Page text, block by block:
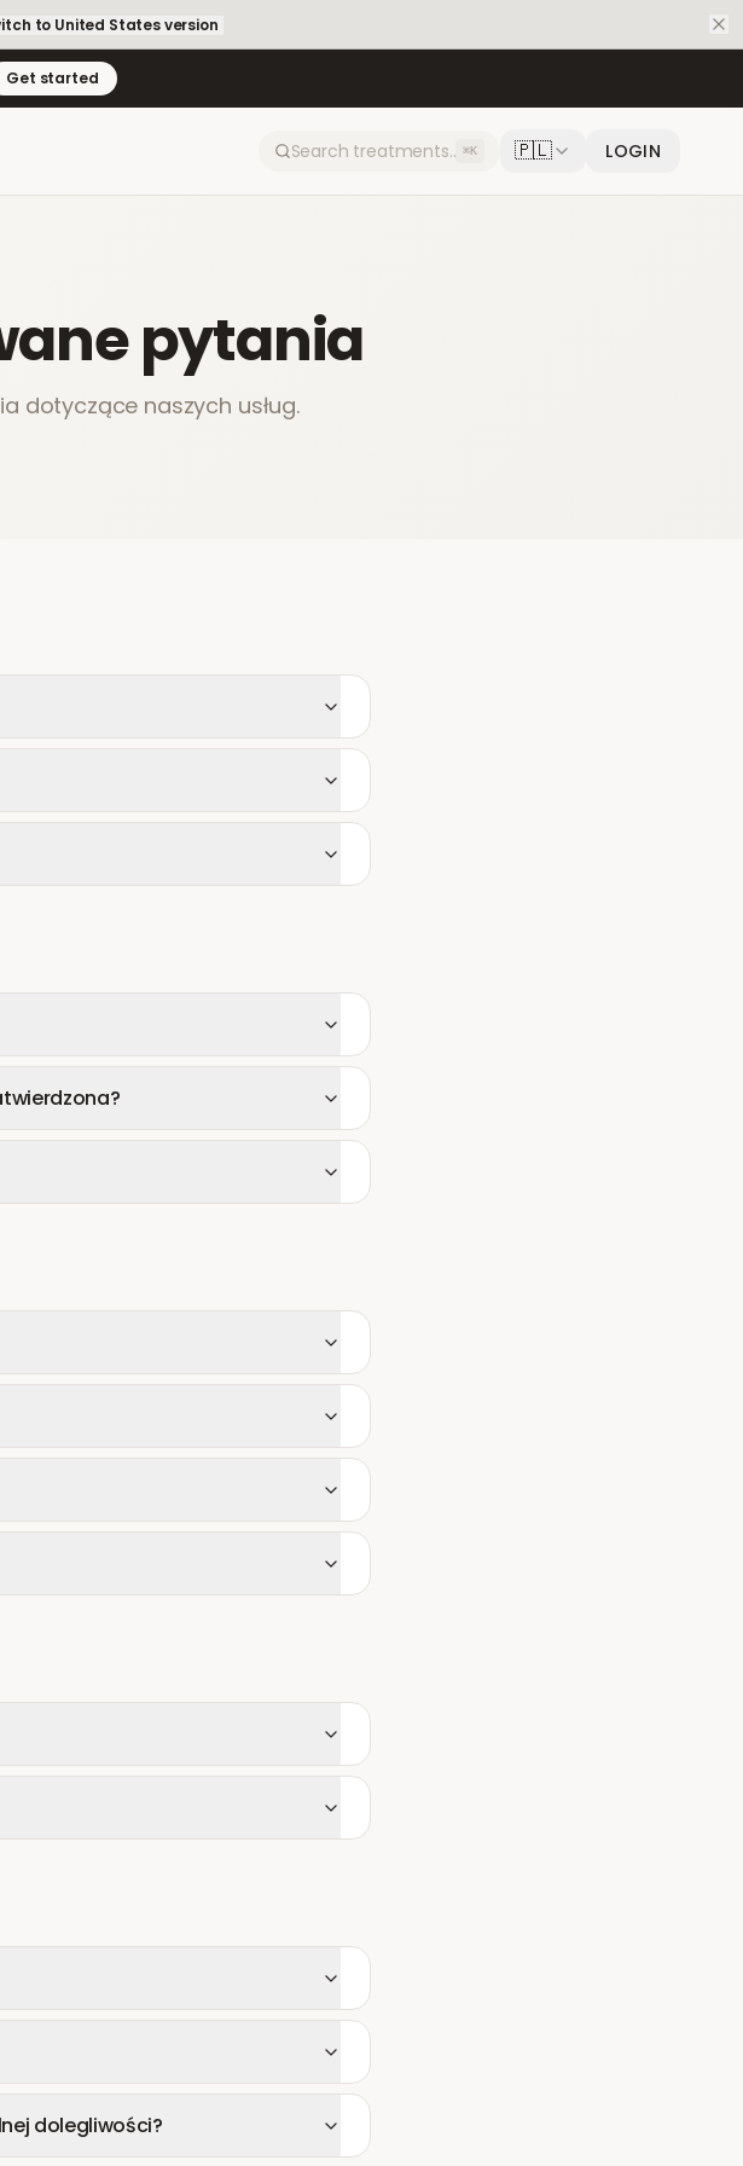
to United Statesversion
Get started
⌘K 🇵🇱 LOGIN
pytania
dotyczące naszych usług.
dolegliwości?